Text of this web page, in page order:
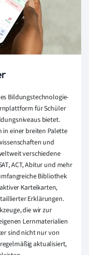
Bildungstechnologie-
für Schüler
bietet.
einer breiten Palette
und
verschiedene
ACT, Abitur und mehr
Bibliothek
Karteikarten,
Erklärungen.
die wir zur
Lernmaterialien
sind nicht nur von
aktualisiert,